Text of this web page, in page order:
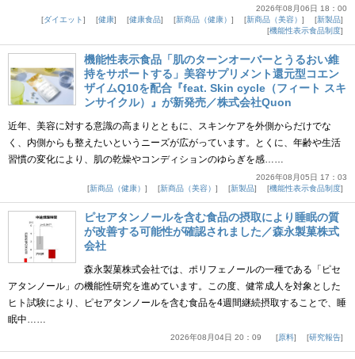
2026年08月06日 18：00
ダイエット
健康 健康食品 新商品（健康） 新商品（美容）
新製品
機能性表示食品制度
機能性表示食品「肌のターンオーバーとうるおい維
持をサポートする」美容サプリメント還元型コエン
ザイムQ10を配合『feat. Skin cycle（フィート スキ
ンサイクル）』が新発売／株式会社Quon
近年、美容に対する意識の高まりとともに、スキンケアを外側からだけでな
く、内側からも整えたいというニーズが広がっています。とくに、年齢や生活
習慣の変化により、肌の乾燥やコンディションのゆらぎを感……
2026年08月05日 17：03
新商品（健康）
新商品（美容） 新製品 機能性表示食品制度
ピセアタンノールを含む食品の摂取により睡眠の質
が改善する可能性が確認されました／森永製菓株式
会社
森永製菓株式会社では、ポリフェノールの一種である「ピセ
アタンノール」の機能性研究を進めています。この度、健常成人を対象とした
ヒト試験により、ピセアタンノールを含む食品を4週間継続摂取することで、睡
眠中……
2026年08月04日 20：09 原料 研究報告